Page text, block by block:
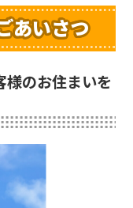
あいさつ
様のお住まいを